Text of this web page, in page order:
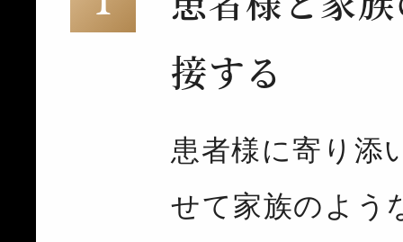
接する
患者様に寄り添
せて家族のよう